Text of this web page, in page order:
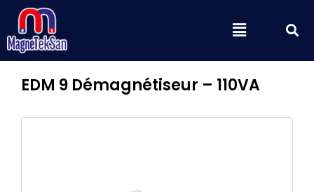
contenu
Menu
EDM 9 Démagnétiseur – 110VA